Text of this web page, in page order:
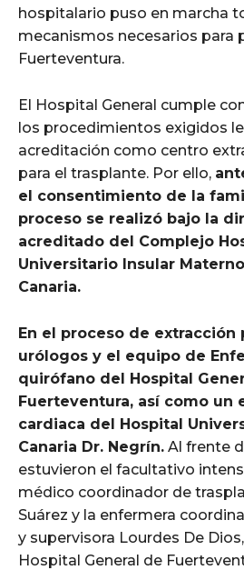
hospitalario puso en marcha
mecanismos necesarios para
Fuerteventura.
El Hospital General cumple
los procedimientos exigidos
acreditación como centro
para el trasplante. Por ello,
el consentimiento de la
proceso se realizó bajo la
acreditado del Complejo
Universitario Insular
Canaria.
En el proceso de extracción
urólogos y el equipo de
quirófano del Hospital
Fuerteventura, así como un
cardiaca del Hospital
Canaria Dr. Negrín. Al frente
estuvieron el facultativo
médico coordinador de
Suárez y la enfermera
y supervisora Lourdes De
Hospital General de